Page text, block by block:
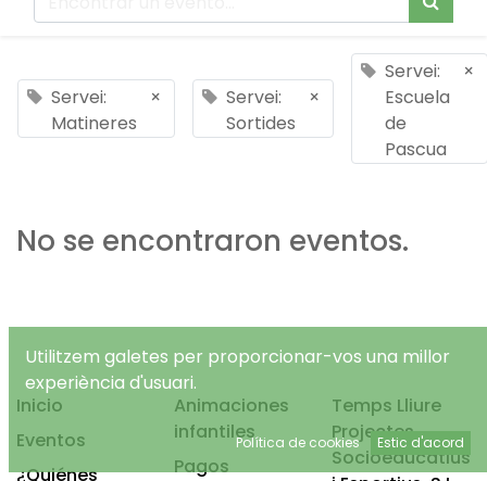
Servei:
Matineres
×
Servei:
Sortides
×
Servei:
Escuela
de
Pascua
×
No se encontraron eventos.
Inicio
Eventos
¿Quiénes
Animaciones
infantiles
Pagos
Temps Lliure
Projectes
Socioeducatius
Utilitzem galetes per proporcionar-vos una millor
experiència d'usuari.
Política de cookies Estic d'acord